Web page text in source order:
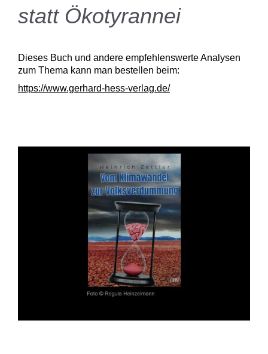
statt Ökotyrannei
Dieses Buch und andere empfehlenswerte Analysen
zum Thema kann man bestellen beim:
https://www.gerhard-hess-verlag.de/